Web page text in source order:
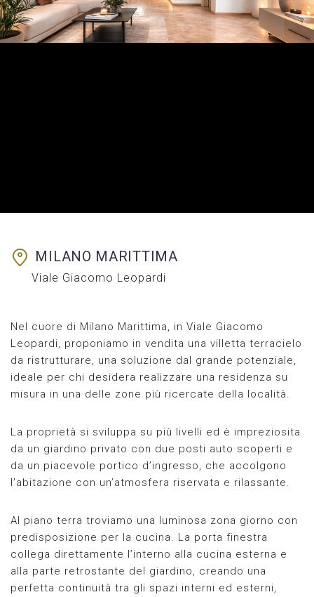
MILANO MARITTIMA
Viale Giacomo Leopardi
Nel cuore di Milano Marittima, in Viale Giacomo
Leopardi, proponiamo in vendita una villetta terracielo
da ristrutturare, una soluzione dal grande potenziale,
ideale per chi desidera realizzare una residenza su
misura in una delle zone più ricercate della località.
La proprietà si sviluppa su più livelli ed è impreziosita
da un giardino privato con due posti auto scoperti e
da un piacevole portico d’ingresso, che accolgono
l’abitazione con un’atmosfera riservata e rilassante.
Al piano terra troviamo una luminosa zona giorno con
predisposizione per la cucina. La porta finestra
collega direttamente l’interno alla cucina esterna e
alla parte retrostante del giardino, creando una
perfetta continuità tra gli spazi interni ed esterni,